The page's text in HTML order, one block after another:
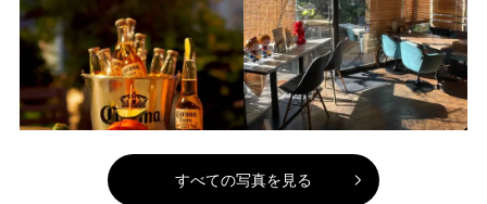
すべての写真を見る